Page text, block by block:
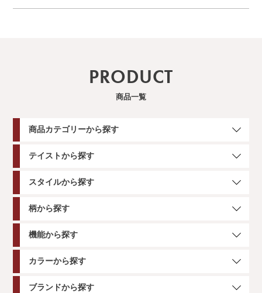
PRODUCT
商品一覧
商品カテゴリーから探す
テイストから探す
スタイルから探す
柄から探す
機能から探す
カラーから探す
ブランドから探す